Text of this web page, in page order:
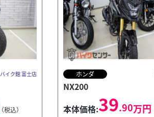
バイク館 富士店
（税込）
ホンダ
NX200
本体価格:39.90万円